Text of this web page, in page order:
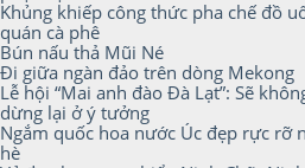
Khủng khiếp công thức pha chế đồ
quán cà phê
Bún nấu thả Mũi Né
Đi giữa ngàn đảo trên dòng Mekong
Lễ hội “Mai anh đào Đà Lạt”: Sẽ
dừng lại ở ý tưởng
Ngắm quốc hoa nước Úc đẹp rực rỡ
hè